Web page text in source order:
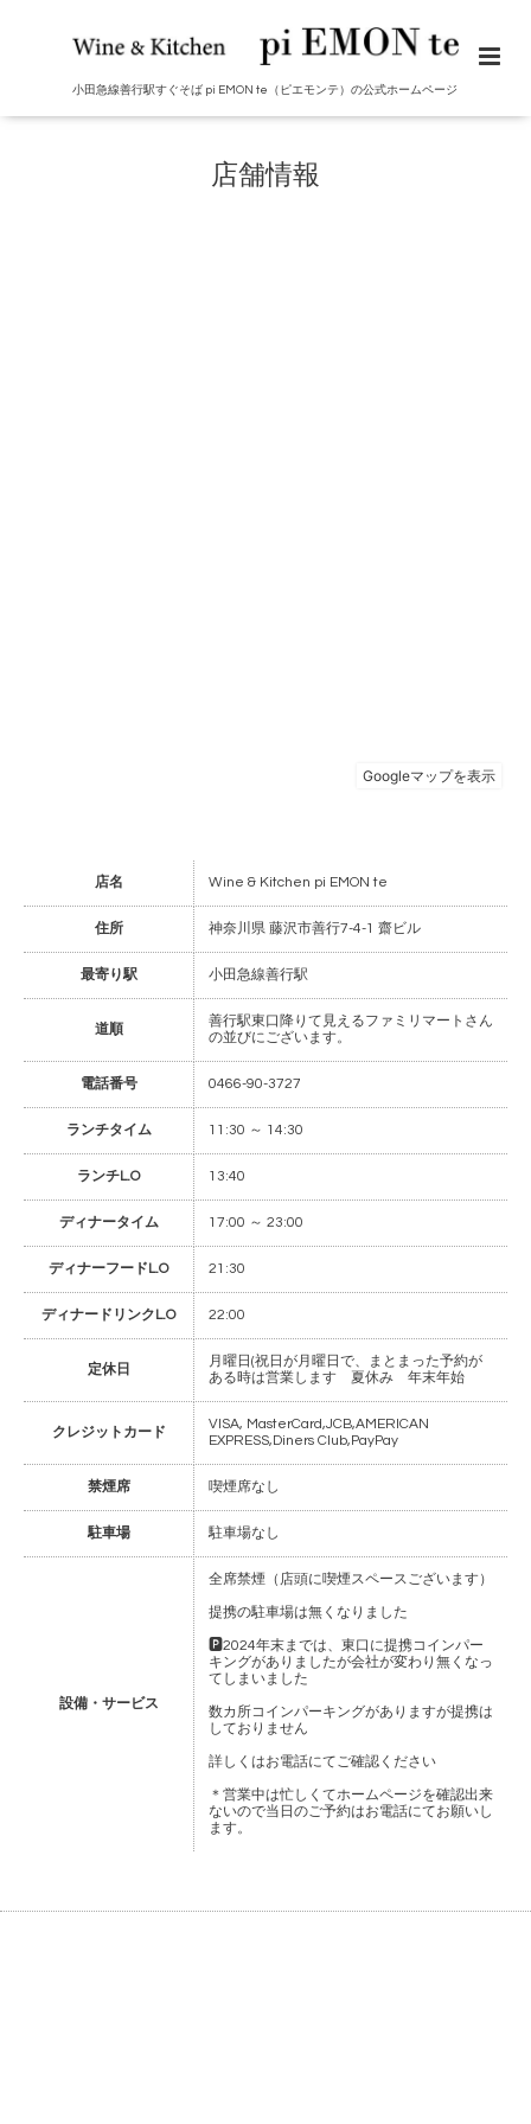
小田急線善行駅すぐそば pi EMON te（ピエモンテ）の公式ホームページ
店舗情報
店名 Wine & Kitchen pi EMON te
住所 神奈川県 藤沢市善行7-4-1 齋ビル
最寄り駅 小田急線善行駅
道順
善行駅東口降りて見えるファミリマートさん
の並びにございます。
電話番号 0466-90-3727
ランチタイム 11:30 ～ 14:30
ランチL.O 13:40
ディナータイム 17:00 ～ 23:00
ディナーフードL.O 21:30
ディナードリンクL.O 22:00
定休日
月曜日(祝日が月曜日で、まとまった予約が
ある時は営業します 夏休み 年末年始
クレジットカード
VISA, MasterCard,JCB,AMERICAN
EXPRESS,Diners Club,PayPay
禁煙席 喫煙席なし
駐車場 駐車場なし
設備・サービス
全席禁煙（店頭に喫煙スペースございます）
提携の駐車場は無くなりました
🅿️2024年末までは、東口に提携コインパー
キングがありましたが会社が変わり無くなっ
てしまいました
数カ所コインパーキングがありますが提携は
しておりません
詳しくはお電話にてご確認ください
＊営業中は忙しくてホームページを確認出来
ないので当日のご予約はお電話にてお願いし
ます。